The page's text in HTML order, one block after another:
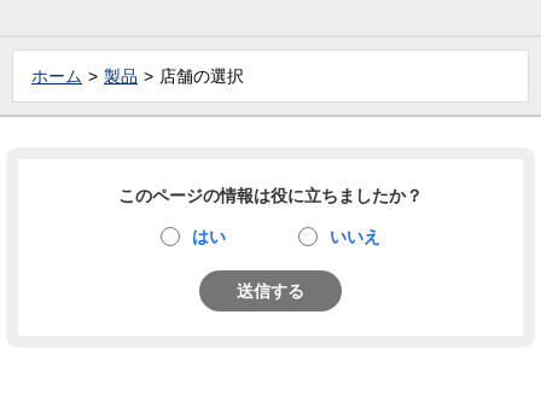
ホーム 製品 店舗の選択
このページの情報は役に立ちましたか？
はい いいえ
送信する